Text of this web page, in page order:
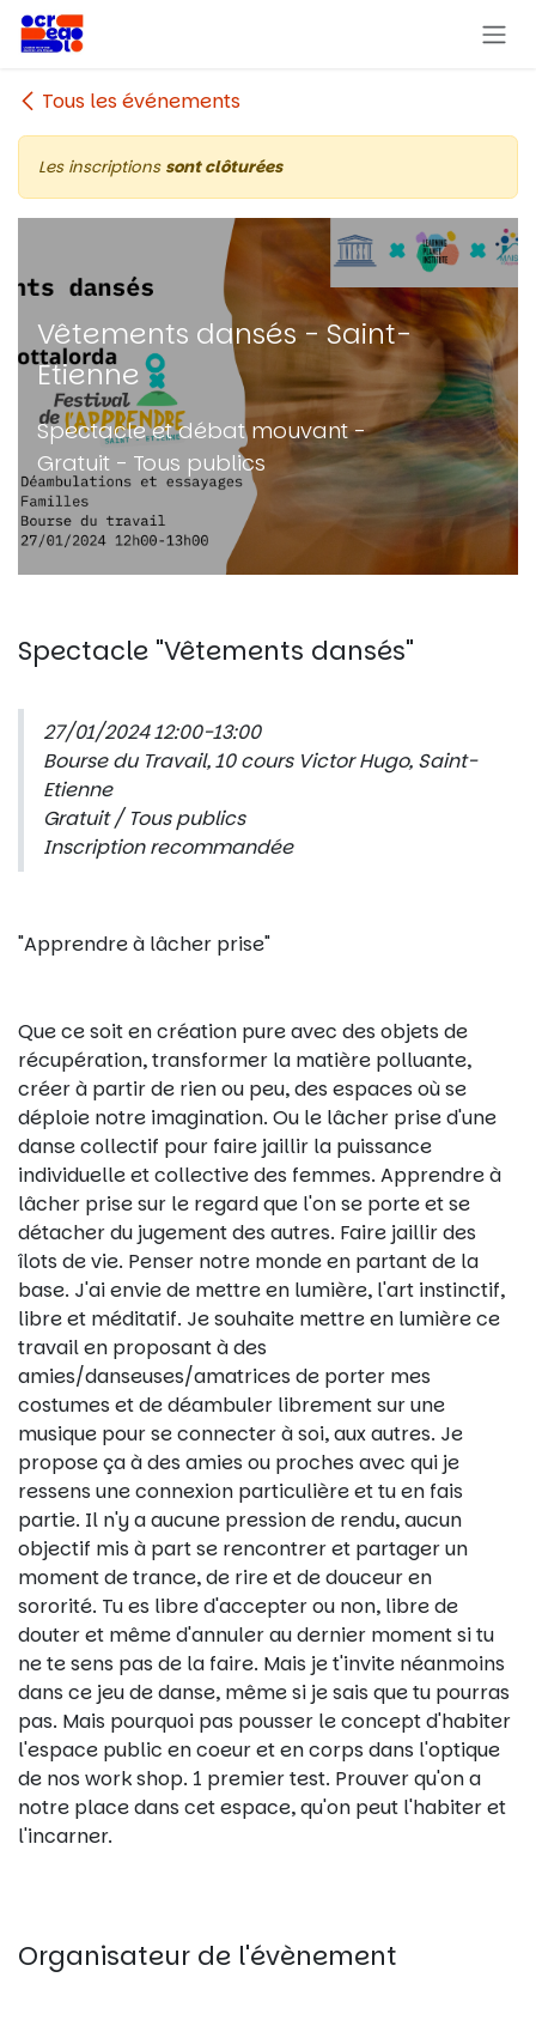
Se rendre au contenu
Tous les événements
Les inscriptions sont clôturées
Vêtements dansés - Saint-
Etienne
Spectacle et débat mouvant -
Gratuit - Tous publics
Spectacle "Vêtements dansés"
27/01/2024 12:00-13:00
Bourse du Travail, 10 cours Victor Hugo, Saint-
Etienne
Gratuit / Tous publics
Inscription recommandée
"Apprendre à lâcher prise"
Que ce soit en création pure avec des objets de
récupération, transformer la matière polluante,
créer à partir de rien ou peu, des espaces où se
déploie notre imagination. Ou le lâcher prise d'une
danse collectif pour faire jaillir la puissance
individuelle et collective des femmes. Apprendre à
lâcher prise sur le regard que l'on se porte et se
détacher du jugement des autres. Faire jaillir des
îlots de vie. Penser notre monde en partant de la
base. J'ai envie de mettre en lumière, l'art instinctif,
libre et méditatif. Je souhaite mettre en lumière ce
travail en proposant à des
amies/danseuses/amatrices de porter mes
costumes et de déambuler librement sur une
musique pour se connecter à soi, aux autres. Je
propose ça à des amies ou proches avec qui je
ressens une connexion particulière et tu en fais
partie. Il n'y a aucune pression de rendu, aucun
objectif mis à part se rencontrer et partager un
moment de trance, de rire et de douceur en
sororité. Tu es libre d'accepter ou non, libre de
douter et même d'annuler au dernier moment si tu
ne te sens pas de la faire. Mais je t'invite néanmoins
dans ce jeu de danse, même si je sais que tu pourras
pas. Mais pourquoi pas pousser le concept d'habiter
l'espace public en coeur et en corps dans l'optique
de nos work shop. 1 premier test. Prouver qu'on a
notre place dans cet espace, qu'on peut l'habiter et
l'incarner.
Organisateur de l'évènement